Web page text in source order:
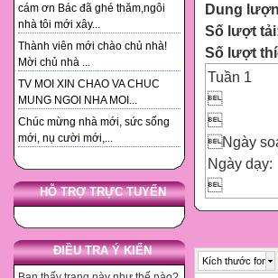
cám ơn Bác đã ghé thăm,ngôi
nhà tôi mới xây...
Thành viên mới chào chủ nhà!
Mời chủ nhà ...
TV MOI XIN CHAO VA CHUC
MUNG NGOI NHA MOI...
Chúc mừng nhà mới, sức sống
mới, nụ cười mới,...
HỖ TRỢ TRỰC TUYẾN
ĐIỀU TRA Ý KIẾN
Dung
Số lượt
Số lượt
Tuần 1


Ngày
Ngày dạy:




Kích thước font